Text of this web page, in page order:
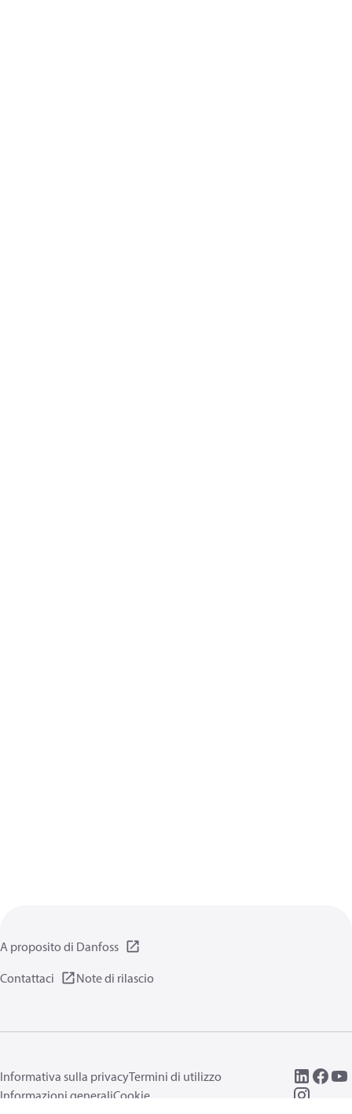
A proposito di Danfoss
Contattaci
Note di rilascio
Informativa sulla privacyTermini di utilizzo
Informazioni generaliCookie